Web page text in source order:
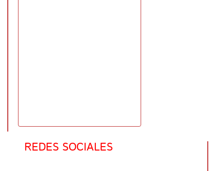
REDES SOCIALES